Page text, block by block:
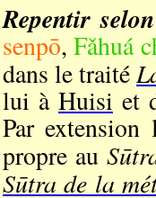
Repentir
senpō,Fǎhuá
dans le traité
lui à Huisi et
Par
propre au
Sūtra de la